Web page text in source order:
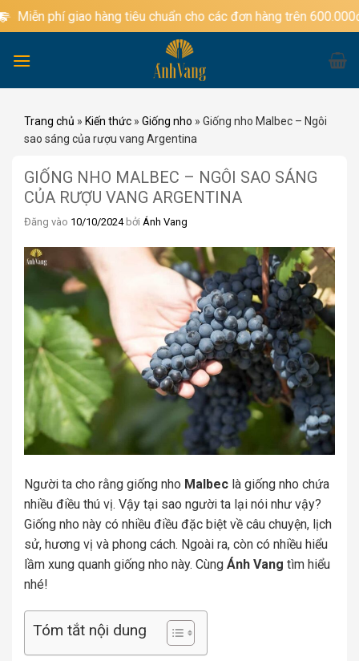
Bỏ
qua
dung
phí giao hàng tiêu chuẩn cho các đơn hàng trên 600.000đ
Trang chủ » Kiến thức » Giống nho » Giống nho Malbec – Ngôi
sao sáng của rượu vang Argentina
GIỐNG NHO MALBEC – NGÔI SAO SÁNG
CỦA RƯỢU VANG ARGENTINA
Đăng vào 10/10/2024 bởi Ánh Vang
Người ta cho rằng giống nho Malbec là giống nho chứa
nhiều điều thú vị. Vậy tại sao người ta lại nói như vậy?
Giống nho này có nhiều điều đặc biệt về câu chuyện, lịch
sử, hương vị và phong cách. Ngoài ra, còn có nhiều hiểu
lầm xung quanh giống nho này. Cùng Ánh Vang tìm hiểu
nhé!
Tóm tắt nội dung